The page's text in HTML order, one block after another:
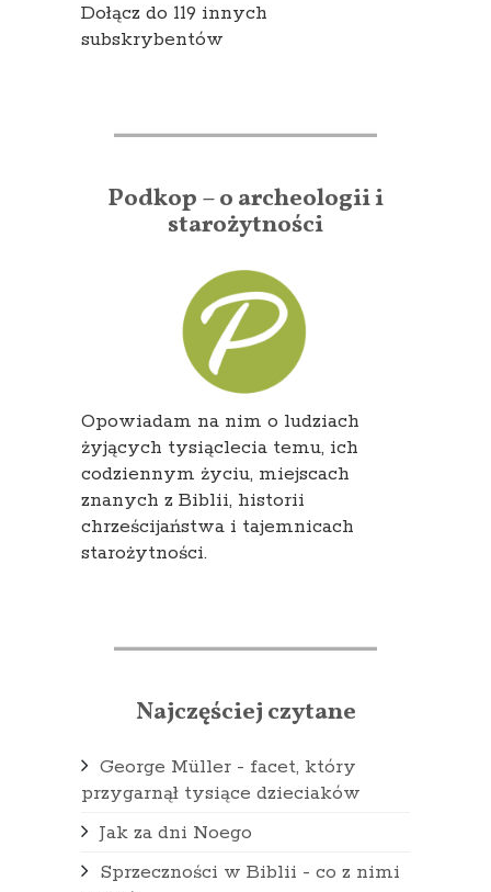
Dołącz do 119 innych
subskrybentów
Podkop – o archeologii i
starożytności
Opowiadam na nim o ludziach
żyjących tysiąclecia temu, ich
codziennym życiu, miejscach
znanych z Biblii, historii
chrześcijaństwa i tajemnicach
starożytności.
Najczęściej czytane
George Müller - facet, który
przygarnął tysiące dzieciaków
Jak za dni Noego
Sprzeczności w Biblii - co z nimi